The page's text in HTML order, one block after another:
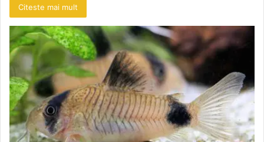
Citeste mai mult